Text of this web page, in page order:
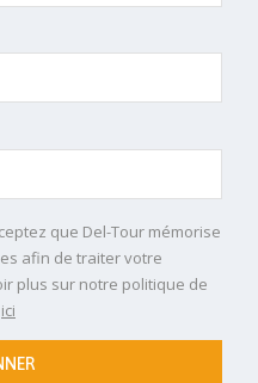
que Del-Tour mémorise
afin de traiter votre
plus sur notre politique de
ici